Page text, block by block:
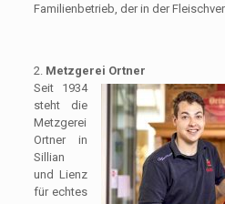
Familienbetrieb, der in der
2. Metzgerei Ortner
Seit 1934
steht die
Metzgerei
Ortner in
Sillian
und Lienz
für echtes